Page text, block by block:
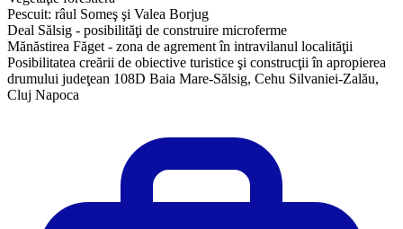
Pescuit: râul Someş şi Valea Borjug
Deal Sălsig - posibilităţi de construire microferme
Mănăstirea Făget - zona de agrement în intravilanul localităţii
Posibilitatea creării de obiective turistice şi construcţii în apropierea
drumului judeţean 108D Baia Mare-Sălsig, Cehu Silvaniei-Zalău,
Cluj Napoca